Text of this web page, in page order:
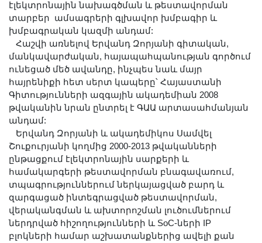
էլեկտրոնային նախագծման և թեստավորման
տարբեր ամսագրերի գլխավոր խմբագիր և
խմբագրական կազմի անդամ:
Հաշվի առնելով Երվանդ Զորյանի գիտական,
մանկավարժական, հայապահպանության գործում
ունեցած մեծ ավանդը, ինչպես նաև մայր
հայրենիքի հետ սերտ կապերը՝ Հայաստանի
Գիտությունների ազգային ակադեմիան 2008
թվականին նրան ընտրել է ԳԱԱ արտասահմանյան
անդամ:
Երվանդ Զորյանի և ակադեմիկոս Սամվել
Շուքուրյանի կողմից 2000-2013 թվականների
ընթացքում էլեկտրոնային սարքերի և
համակարգերի թեստավորման բնագավառում,
տպագրություններում ներկայացված բարդ և
զարգացած ինտեգրացված թեստավորման,
վերականգման և ախտորոշման լուծումներում
ներդրված հիշողությունների և SoC-ների IP
բլոկների համար աշխատանքներից ավելի քան